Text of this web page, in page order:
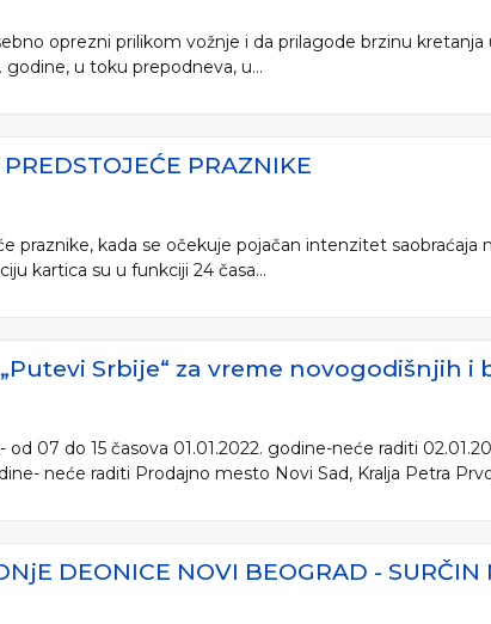
oprezni prilikom vožnje i da prilagode brzinu
godine, u toku prepodneva, u...
PRAZNIKE
praznike, kada se očekuje pojačan intenzitet
kartica su u funkciji 24 časa...
Srbije“ za vreme novogodišnjih i
07 do 15 časova 01.01.2022. godine-neće raditi
neće raditi Prodajno mesto Novi Sad, Kralja Petra
DEONICE NOVI BEOGRAD -